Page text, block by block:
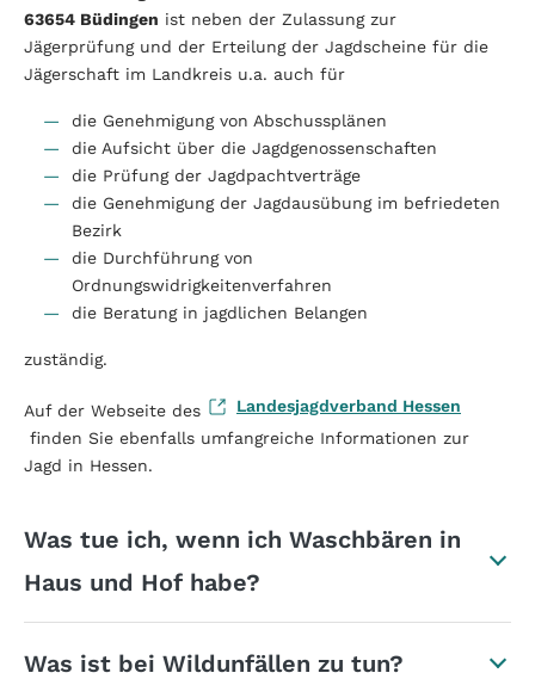
63654 Büdingen ist neben der Zulassung zur
Jägerprüfung und der Erteilung der Jagdscheine für die
Jägerschaft im Landkreis u.a. auch für
die Genehmigung von Abschussplänen
die Aufsicht über die Jagdgenossenschaften
die Prüfung der Jagdpachtverträge
die Genehmigung der Jagdausübung im befriedeten
Bezirk
die Durchführung von
Ordnungswidrigkeitenverfahren
die Beratung in jagdlichen Belangen
zuständig.
Auf der Webseite des
Landesjagdverband Hessen
finden Sie ebenfalls umfangreiche Informationen zur
Jagd in Hessen.
Was tue ich, wenn ich Waschbären in
Haus und Hof habe?
Was ist bei Wildunfällen zu tun?